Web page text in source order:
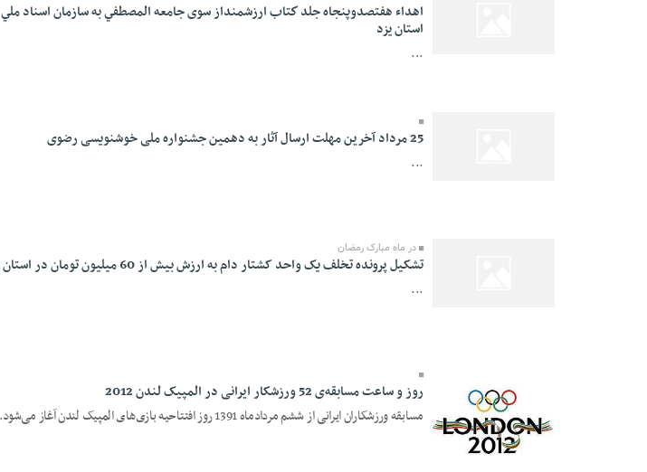
اهداء هفتصدوپنجاه جلد كتاب ارزشمنداز سوی جامعه المصطفي به سازمان اسناد ملي
استان يزد
...
25 مرداد آخرین مهلت ارسال آثار به دهمین جشنواره ملی خوشنویسی رضوی
...
در ماه مبارک رمضان
تشکیل پرونده تخلف یک واحد کشتار دام به ارزش بیش از 60 میلیون تومان در استان يزد
...
روز و ساعت مسابقه‌ی 52 ورزشکار ایرانی در المپیک لندن 2012
مسابقه ورزشکاران ایرانی از ششم مردادماه 1391 روز افتتاحیه بازی‌های المپیک لندن آغاز می‌شود. ...